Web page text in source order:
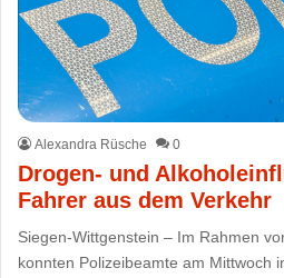
Alexandra Rüsche 0
Drogen- und
Fahrer aus dem Verkehr
Siegen-Wittgenstein – Im Rahmen
konnten Polizeibeamte am Mittwoch